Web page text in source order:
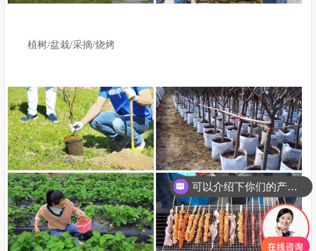
植树/盆栽/采摘/烧烤
可以介绍下你们的产品么